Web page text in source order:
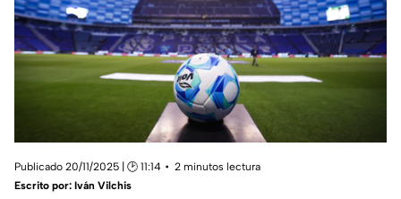
Publicado 20/11/2025 | 🕑 11:14
2 minutos lectura
Escrito por: Iván Vilchis